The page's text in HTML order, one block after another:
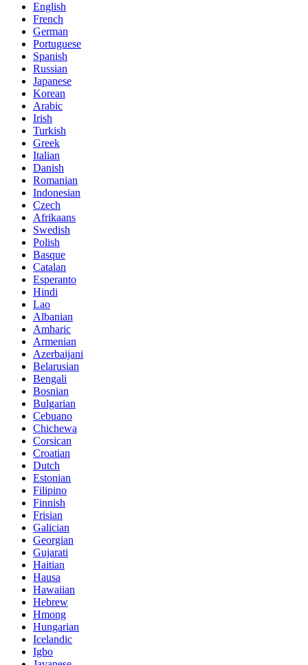
English
French
German
Portuguese
Spanish
Russian
Japanese
Korean
Arabic
Irish
Turkish
Greek
Italian
Danish
Romanian
Indonesian
Czech
Afrikaans
Swedish
Polish
Basque
Catalan
Esperanto
Hindi
Lao
Albanian
Amharic
Armenian
Azerbaijani
Belarusian
Bengali
Bosnian
Bulgarian
Cebuano
Chichewa
Corsican
Croatian
Dutch
Estonian
Filipino
Finnish
Frisian
Galician
Georgian
Gujarati
Haitian
Hausa
Hawaiian
Hebrew
Hmong
Hungarian
Icelandic
Igbo